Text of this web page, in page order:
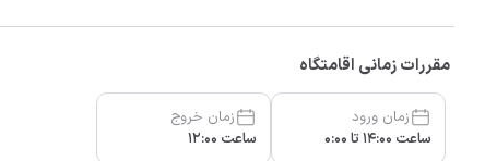
مقررات زمانی اقامتگاه
زمان ورود
ساعت 14:00 تا 0:00
زمان خروج
ساعت 12:00